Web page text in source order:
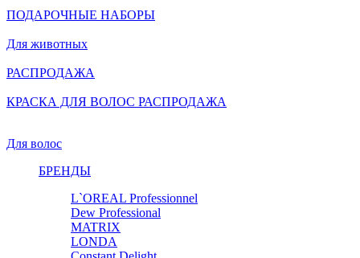
ПОДАРОЧНЫЕ НАБОРЫ
Для животных
РАСПРОДАЖА
КРАСКА ДЛЯ ВОЛОС РАСПРОДАЖА
Для волос
БРЕНДЫ
L`OREAL Professionnel
Dew Professional
MATRIX
LONDA